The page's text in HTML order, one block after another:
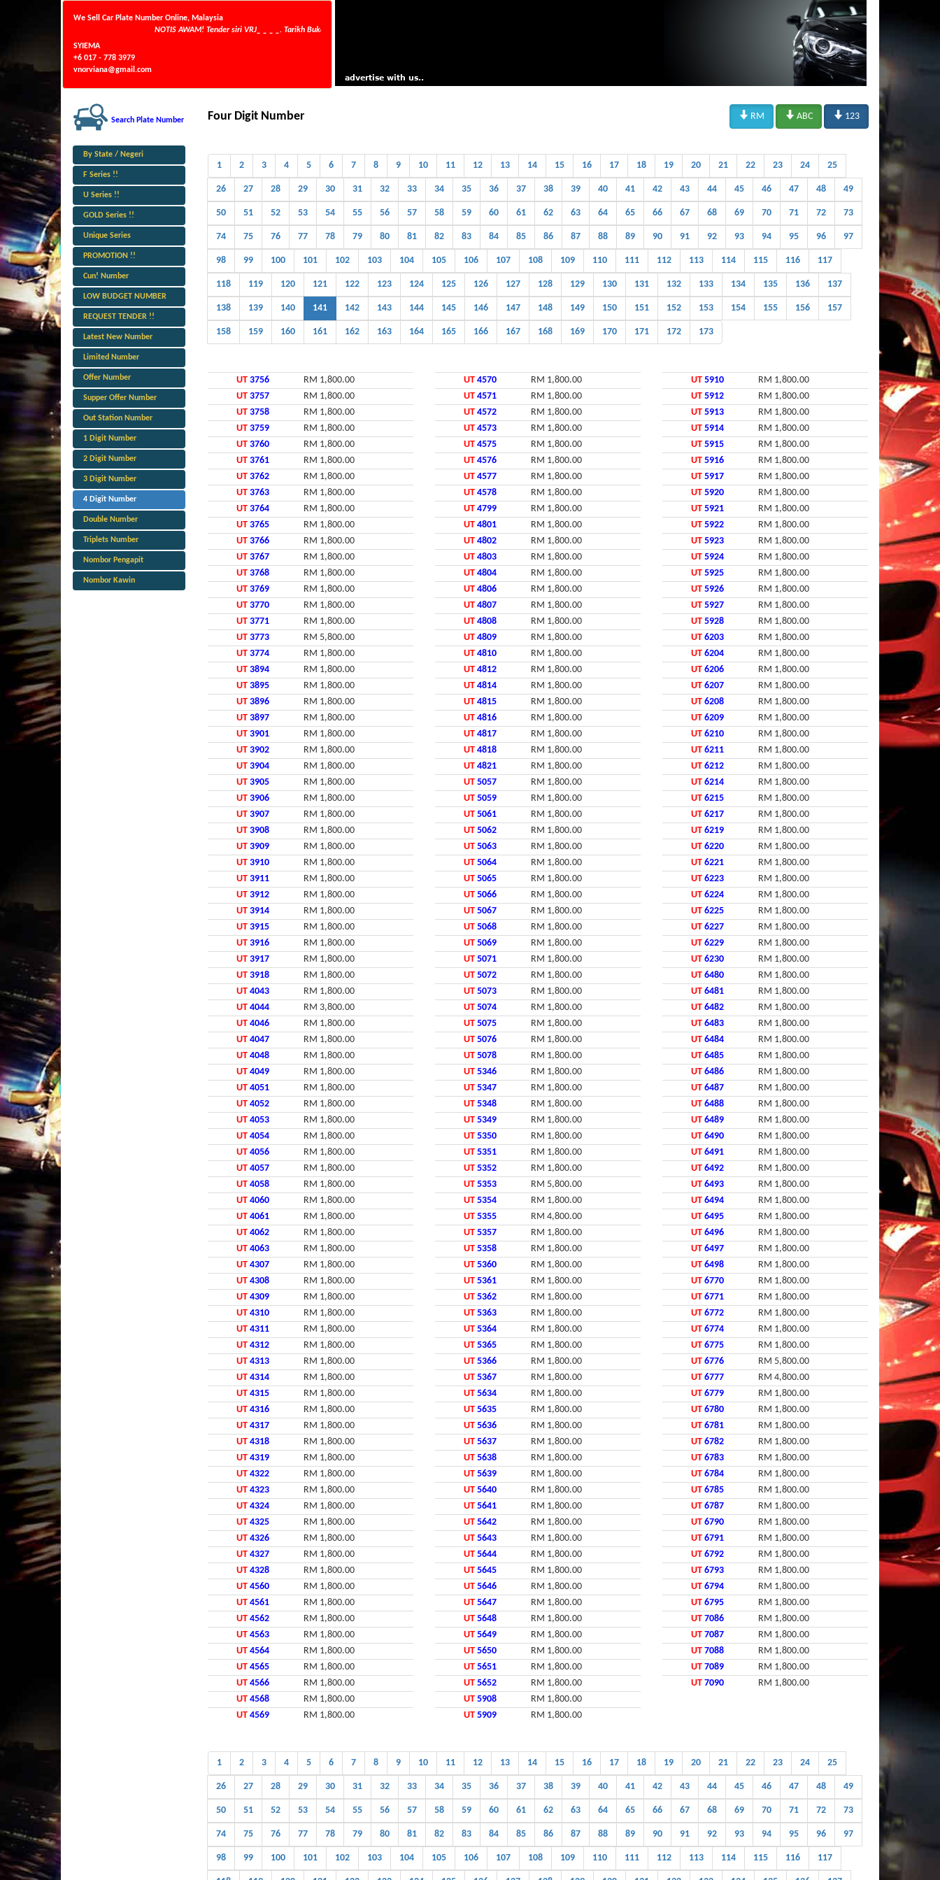
We Sell Car Plate Number Online, Malaysia
NOTIS AWAM! Tender siri VRJ_ _ _ _. Tarikh Buka 25/07/2026, Tarikh Tutup 29/07/2026 Jam 5 petang. Now Running Number VQX_ _ _.
SYIEMA
+6 017 - 778 3979
vnorviana@gmail.com
Search Plate Number
By State / Negeri
F Series !!
U Series !!
GOLD Series !!
Unique Series
PROMOTION !!
Cun! Number
LOW BUDGET NUMBER
REQUEST TENDER !!
Latest New Number
Limited Number
Offer Number
Supper Offer Number
Out Station Number
1 Digit Number
2 Digit Number
3 Digit Number
4 Digit Number
Double Number
Triplets Number
Nombor Pengapit
Nombor Kawin
Four Digit Number  RM  ABC  123
1 2 3 4 5 6 7 8 9 10 11 12 13 14 15 16 17 18 19 20 21 22 23 24 25
26 27 28 29 30 31 32 33 34 35 36 37 38 39 40 41 42 43 44 45 46 47 48 49
50 51 52 53 54 55 56 57 58 59 60 61 62 63 64 65 66 67 68 69 70 71 72 73
74 75 76 77 78 79 80 81 82 83 84 85 86 87 88 89 90 91 92 93 94 95 96 97
98 99 100 101 102 103 104 105 106 107 108 109 110 111 112 113 114 115 116 117
118 119 120 121 122 123 124 125 126 127 128 129 130 131 132 133 134 135 136 137
138 139 140 141 142 143 144 145 146 147 148 149 150 151 152 153 154 155 156 157
158 159 160 161 162 163 164 165 166 167 168 169 170 171 172 173
UT 3756
RM 1,800.00
UT 3757
RM 1,800.00
UT 3758
RM 1,800.00
UT 3759
RM 1,800.00
UT 3760
RM 1,800.00
UT 3761
RM 1,800.00
UT 3762
RM 1,800.00
UT 3763
RM 1,800.00
UT 3764
RM 1,800.00
UT 3765
RM 1,800.00
UT 3766
RM 1,800.00
UT 3767
RM 1,800.00
UT 3768
RM 1,800.00
UT 3769
RM 1,800.00
UT 3770
RM 1,800.00
UT 3771
RM 1,800.00
UT 3773
RM 5,800.00
UT 3774
RM 1,800.00
UT 3894
RM 1,800.00
UT 3895
RM 1,800.00
UT 3896
RM 1,800.00
UT 3897
RM 1,800.00
UT 3901
RM 1,800.00
UT 3902
RM 1,800.00
UT 3904
RM 1,800.00
UT 3905
RM 1,800.00
UT 3906
RM 1,800.00
UT 3907
RM 1,800.00
UT 3908
RM 1,800.00
UT 3909
RM 1,800.00
UT 3910
RM 1,800.00
UT 3911
RM 1,800.00
UT 3912
RM 1,800.00
UT 3914
RM 1,800.00
UT 3915
RM 1,800.00
UT 3916
RM 1,800.00
UT 3917
RM 1,800.00
UT 3918
RM 1,800.00
UT 4043
RM 1,800.00
UT 4044
RM 3,800.00
UT 4046
RM 1,800.00
UT 4047
RM 1,800.00
UT 4048
RM 1,800.00
UT 4049
RM 1,800.00
UT 4051
RM 1,800.00
UT 4052
RM 1,800.00
UT 4053
RM 1,800.00
UT 4054
RM 1,800.00
UT 4056
RM 1,800.00
UT 4057
RM 1,800.00
UT 4058
RM 1,800.00
UT 4060
RM 1,800.00
UT 4061
RM 1,800.00
UT 4062
RM 1,800.00
UT 4063
RM 1,800.00
UT 4307
RM 1,800.00
UT 4308
RM 1,800.00
UT 4309
RM 1,800.00
UT 4310
RM 1,800.00
UT 4311
RM 1,800.00
UT 4312
RM 1,800.00
UT 4313
RM 1,800.00
UT 4314
RM 1,800.00
UT 4315
RM 1,800.00
UT 4316
RM 1,800.00
UT 4317
RM 1,800.00
UT 4318
RM 1,800.00
UT 4319
RM 1,800.00
UT 4322
RM 1,800.00
UT 4323
RM 1,800.00
UT 4324
RM 1,800.00
UT 4325
RM 1,800.00
UT 4326
RM 1,800.00
UT 4327
RM 1,800.00
UT 4328
RM 1,800.00
UT 4560
RM 1,800.00
UT 4561
RM 1,800.00
UT 4562
RM 1,800.00
UT 4563
RM 1,800.00
UT 4564
RM 1,800.00
UT 4565
RM 1,800.00
UT 4566
RM 1,800.00
UT 4568
RM 1,800.00
UT 4569 RM 1,800.00
UT 4570
RM 1,800.00
UT 4571
RM 1,800.00
UT 4572
RM 1,800.00
UT 4573
RM 1,800.00
UT 4575
RM 1,800.00
UT 4576
RM 1,800.00
UT 4577
RM 1,800.00
UT 4578
RM 1,800.00
UT 4799
RM 1,800.00
UT 4801
RM 1,800.00
UT 4802
RM 1,800.00
UT 4803
RM 1,800.00
UT 4804
RM 1,800.00
UT 4806
RM 1,800.00
UT 4807
RM 1,800.00
UT 4808
RM 1,800.00
UT 4809
RM 1,800.00
UT 4810
RM 1,800.00
UT 4812
RM 1,800.00
UT 4814
RM 1,800.00
UT 4815
RM 1,800.00
UT 4816
RM 1,800.00
UT 4817
RM 1,800.00
UT 4818
RM 1,800.00
UT 4821
RM 1,800.00
UT 5057
RM 1,800.00
UT 5059
RM 1,800.00
UT 5061
RM 1,800.00
UT 5062
RM 1,800.00
UT 5063
RM 1,800.00
UT 5064
RM 1,800.00
UT 5065
RM 1,800.00
UT 5066
RM 1,800.00
UT 5067
RM 1,800.00
UT 5068
RM 1,800.00
UT 5069
RM 1,800.00
UT 5071
RM 1,800.00
UT 5072
RM 1,800.00
UT 5073
RM 1,800.00
UT 5074
RM 1,800.00
UT 5075
RM 1,800.00
UT 5076
RM 1,800.00
UT 5078
RM 1,800.00
UT 5346
RM 1,800.00
UT 5347
RM 1,800.00
UT 5348
RM 1,800.00
UT 5349
RM 1,800.00
UT 5350
RM 1,800.00
UT 5351
RM 1,800.00
UT 5352
RM 1,800.00
UT 5353
RM 5,800.00
UT 5354
RM 1,800.00
UT 5355
RM 4,800.00
UT 5357
RM 1,800.00
UT 5358
RM 1,800.00
UT 5360
RM 1,800.00
UT 5361
RM 1,800.00
UT 5362
RM 1,800.00
UT 5363
RM 1,800.00
UT 5364
RM 1,800.00
UT 5365
RM 1,800.00
UT 5366
RM 1,800.00
UT 5367
RM 1,800.00
UT 5634
RM 1,800.00
UT 5635
RM 1,800.00
UT 5636
RM 1,800.00
UT 5637
RM 1,800.00
UT 5638
RM 1,800.00
UT 5639
RM 1,800.00
UT 5640
RM 1,800.00
UT 5641
RM 1,800.00
UT 5642
RM 1,800.00
UT 5643
RM 1,800.00
UT 5644
RM 1,800.00
UT 5645
RM 1,800.00
UT 5646
RM 1,800.00
UT 5647
RM 1,800.00
UT 5648
RM 1,800.00
UT 5649
RM 1,800.00
UT 5650
RM 1,800.00
UT 5651
RM 1,800.00
UT 5652
RM 1,800.00
UT 5908
RM 1,800.00
UT 5909 RM 1,800.00
UT 5910
RM 1,800.00
UT 5912
RM 1,800.00
UT 5913
RM 1,800.00
UT 5914
RM 1,800.00
UT 5915
RM 1,800.00
UT 5916
RM 1,800.00
UT 5917
RM 1,800.00
UT 5920
RM 1,800.00
UT 5921
RM 1,800.00
UT 5922
RM 1,800.00
UT 5923
RM 1,800.00
UT 5924
RM 1,800.00
UT 5925
RM 1,800.00
UT 5926
RM 1,800.00
UT 5927
RM 1,800.00
UT 5928
RM 1,800.00
UT 6203
RM 1,800.00
UT 6204
RM 1,800.00
UT 6206
RM 1,800.00
UT 6207
RM 1,800.00
UT 6208
RM 1,800.00
UT 6209
RM 1,800.00
UT 6210
RM 1,800.00
UT 6211
RM 1,800.00
UT 6212
RM 1,800.00
UT 6214
RM 1,800.00
UT 6215
RM 1,800.00
UT 6217
RM 1,800.00
UT 6219
RM 1,800.00
UT 6220
RM 1,800.00
UT 6221
RM 1,800.00
UT 6223
RM 1,800.00
UT 6224
RM 1,800.00
UT 6225
RM 1,800.00
UT 6227
RM 1,800.00
UT 6229
RM 1,800.00
UT 6230
RM 1,800.00
UT 6480
RM 1,800.00
UT 6481
RM 1,800.00
UT 6482
RM 1,800.00
UT 6483
RM 1,800.00
UT 6484
RM 1,800.00
UT 6485
RM 1,800.00
UT 6486
RM 1,800.00
UT 6487
RM 1,800.00
UT 6488
RM 1,800.00
UT 6489
RM 1,800.00
UT 6490
RM 1,800.00
UT 6491
RM 1,800.00
UT 6492
RM 1,800.00
UT 6493
RM 1,800.00
UT 6494
RM 1,800.00
UT 6495
RM 1,800.00
UT 6496
RM 1,800.00
UT 6497
RM 1,800.00
UT 6498
RM 1,800.00
UT 6770
RM 1,800.00
UT 6771
RM 1,800.00
UT 6772
RM 1,800.00
UT 6774
RM 1,800.00
UT 6775
RM 1,800.00
UT 6776
RM 5,800.00
UT 6777
RM 4,800.00
UT 6779
RM 1,800.00
UT 6780
RM 1,800.00
UT 6781
RM 1,800.00
UT 6782
RM 1,800.00
UT 6783
RM 1,800.00
UT 6784
RM 1,800.00
UT 6785
RM 1,800.00
UT 6787
RM 1,800.00
UT 6790
RM 1,800.00
UT 6791
RM 1,800.00
UT 6792
RM 1,800.00
UT 6793
RM 1,800.00
UT 6794
RM 1,800.00
UT 6795
RM 1,800.00
UT 7086
RM 1,800.00
UT 7087
RM 1,800.00
UT 7088
RM 1,800.00
UT 7089
RM 1,800.00
UT 7090 RM 1,800.00
1 2 3 4 5 6 7 8 9 10 11 12 13 14 15 16 17 18 19 20 21 22 23 24 25
26 27 28 29 30 31 32 33 34 35 36 37 38 39 40 41 42 43 44 45 46 47 48 49
50 51 52 53 54 55 56 57 58 59 60 61 62 63 64 65 66 67 68 69 70 71 72 73
74 75 76 77 78 79 80 81 82 83 84 85 86 87 88 89 90 91 92 93 94 95 96 97
98 99 100 101 102 103 104 105 106 107 108 109 110 111 112 113 114 115 116 117